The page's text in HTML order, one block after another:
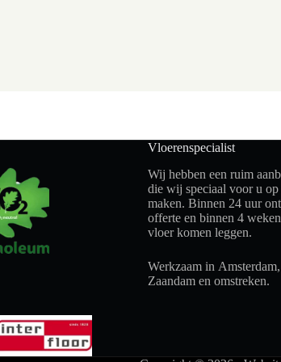
Vloerenspecialist
Wij hebben een ruim
die wij speciaal voor u op
maken. Binnen 24 uur
offerte en binnen 4
vloer komen leggen.
Werkzaam in Amsterdam
Zaandam en omstreken.